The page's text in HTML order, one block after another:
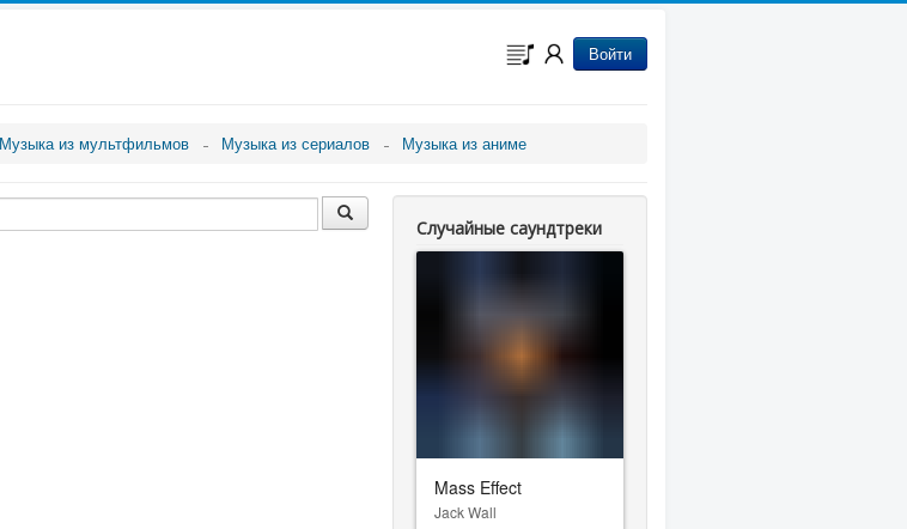
Войти
Музыка из мультфильмов Музыка из сериалов Музыка из аниме
Случайные саундтреки
Mass Effect
Jack Wall